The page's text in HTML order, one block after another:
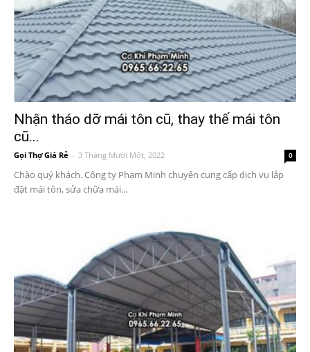
Nhận tháo dỡ mái tôn cũ, thay thế mái tôn
cũ...
Gọi Thợ Giá Rẻ - 3 Tháng Mười Một, 2022 0
Chào quý khách. Công ty Phạm Minh chuyên cung cấp dịch vụ lắp
đặt mái tôn, sửa chữa mái...